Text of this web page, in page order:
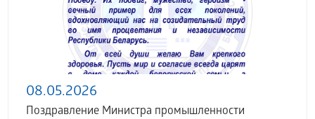
08.05.2026
Поздравление Министра промышленности